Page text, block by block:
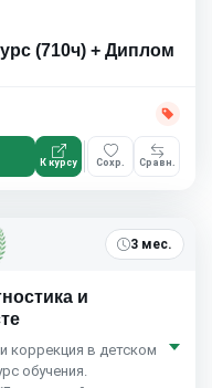
(710ч) + Диплом
К курсу Сохр. Сравн.
3 мес.
и
коррекция в детском
обучения.